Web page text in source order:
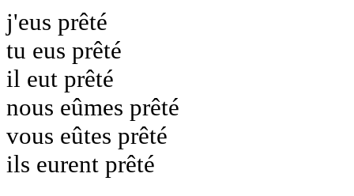
j'eus prêté
tu eus prêté
il eut prêté
nous eûmes prêté
vous eûtes prêté
ils eurent prêté